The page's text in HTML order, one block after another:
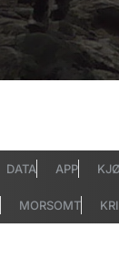
DATA APP
MORSOMT